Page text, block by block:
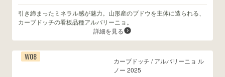
引き締まったミネラル感が魅力。山形産のブドウを主体に造られる、
カーブドッチの看板品種アルバリーニョ。
詳細を見る
W08
カーブドッチ / アルバリーニョ ル
ノー 2025